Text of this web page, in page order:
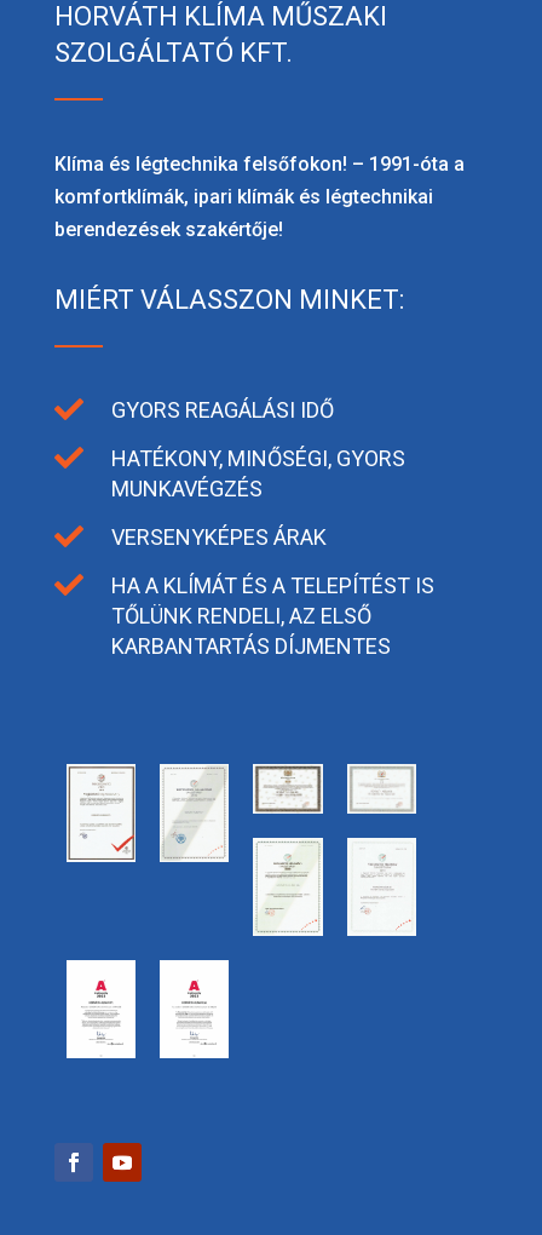
HORVÁTH KLÍMA MŰSZAKI
SZOLGÁLTATÓ KFT.
Klíma és légtechnika felsőfokon! – 1991-óta a
komfortklímák, ipari klímák és légtechnikai
berendezések szakértője!
MIÉRT VÁLASSZON MINKET:
 GYORS REAGÁLÁSI IDŐ

HATÉKONY, MINŐSÉGI, GYORS
MUNKAVÉGZÉS
 VERSENYKÉPES ÁRAK

HA A KLÍMÁT ÉS A TELEPÍTÉST IS
TŐLÜNK RENDELI, AZ ELSŐ
KARBANTARTÁS DÍJMENTES